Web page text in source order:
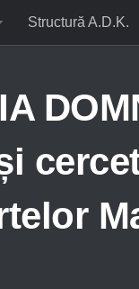
Structură A.D.K.